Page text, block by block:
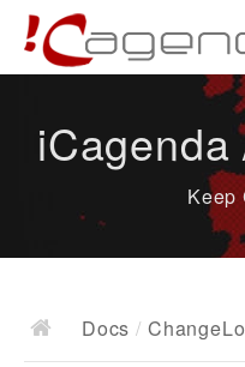
News
Docs
Keep
Docs /